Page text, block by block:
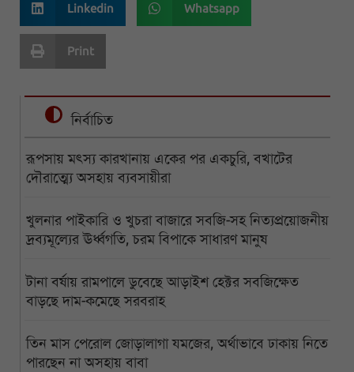
Linkedin Whatsapp
Print
নির্বাচিত
রূপসায় মৎস্য কারখানায় একের পর একচুরি, বখাটের
দৌরাত্ম্যে অসহায় ব্যবসায়ীরা
খুলনার পাইকারি ও খুচরা বাজারে সবজি-সহ নিত্যপ্রয়োজনীয়
দ্রব্যমূল্যের ঊর্ধ্বগতি, চরম বিপাকে সাধারণ মানুষ
টানা বর্ষায় রামপালে ডুবেছে আড়াইশ হেক্টর সবজিক্ষেত
বাড়ছে দাম-কমেছে সরবরাহ
তিন মাস পেরোল জোড়ালাগা যমজের, অর্থাভাবে ঢাকায় নিতে
পারছেন না অসহায় বাবা